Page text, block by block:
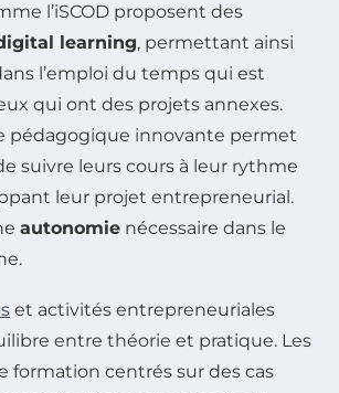
l’iSCOD proposent des
learning, permettant ainsi
l’emploi du temps qui est
qui ont des projets annexes.
pédagogique innovante permet
suivre leurs cours à leur rythme
leur projet entrepreneurial.
autonomie nécessaire dans le
et activités entrepreneuriales
entre théorie et pratique. Les
formation centrés sur des cas